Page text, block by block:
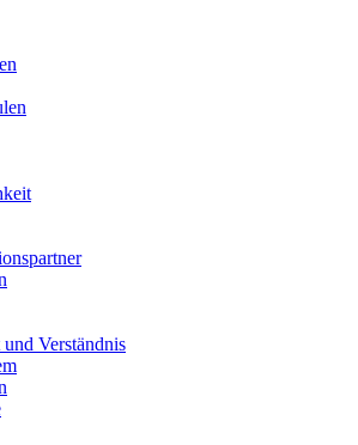
Verständnis